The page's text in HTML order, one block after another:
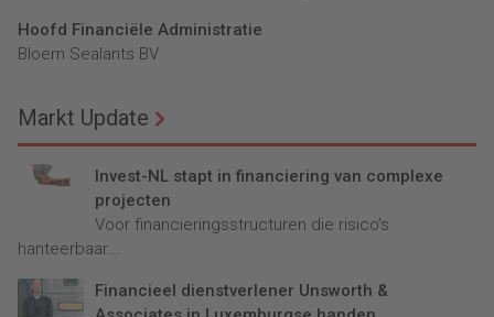
Hoofd Financiële Administratie
Bloem Sealants BV
Markt Update
Invest-NL stapt in financiering van complexe
projecten
Voor financieringsstructuren die risico’s
hanteerbaar...
Financieel dienstverlener Unsworth &